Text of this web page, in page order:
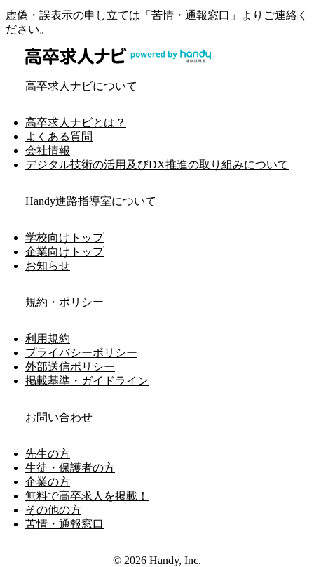
虚偽・誤表示の申し立ては 「苦情・通報窓口」
よりご連絡く
ださい。
高卒求人ナビについて
高卒求人ナビとは？
よくある質問
会社情報
デジタル技術の活用及びDX推進の取り組みについて
Handy進路指導室について
学校向けトップ
企業向けトップ
お知らせ
規約・ポリシー
利用規約
プライバシーポリシー
外部送信ポリシー
掲載基準・ガイドライン
お問い合わせ
先生の方
生徒・保護者の方
企業の方
無料で高卒求人を掲載！
その他の方
苦情・通報窓口
© 2026 Handy, Inc.